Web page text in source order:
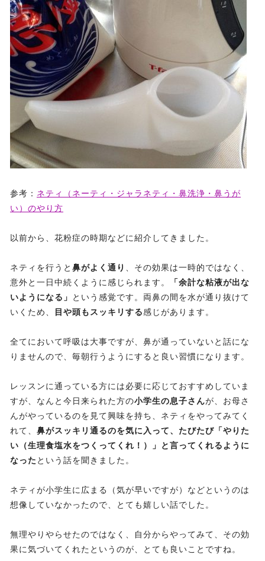
参考： ネティ（ネーティ・ジャラネティ・鼻洗浄・鼻うが
い）のやり方
以前から、花粉症の時期などに紹介してきました。
ネティを行うと 鼻がよく通り
、その効果は一時的ではなく、
意外と一日中続くように感じられます。
「余計な粘液が出な
いようになる」
という感覚です。両鼻の間を水が通り抜けて
いくため、
目や頭もスッキリする感じがあります。
全てにおいて呼吸は大事ですが、鼻が通っていないと話にな
りませんので、毎朝行うようにすると良い習慣になります。
レッスンに通っている方には必要に応じておすすめしていま
すが、なんと今日来られた方の小学生の息子さんが、お母さ
んがやっているのを見て興味を持ち、ネティをやってみてく
れて、 鼻がスッキリ通るのを気に入って、たびたび「やりた
い（生理食塩水をつくってくれ！）」と言ってくれるように
なった という話を聞きました。
ネティが小学生に広まる（気が早いですが）などというのは
想像していなかったので、とても嬉しい話でした。
無理やりやらせたのではなく、自分からやってみて、その効
果に気づいてくれたというのが、とても良いことですね。